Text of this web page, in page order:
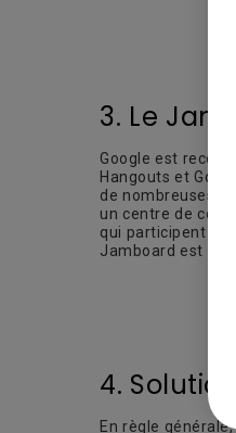
3. Le
Google est
Hangouts et
de nombreuses
un centre de
qui participent à
Jamboard est
4.
En règle